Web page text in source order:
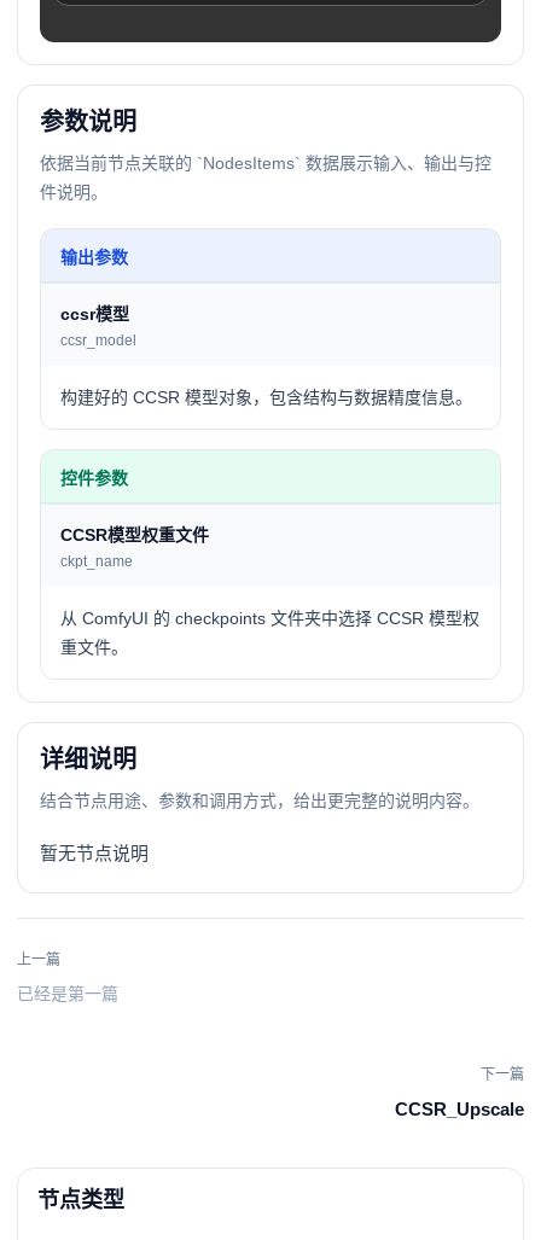
参数说明
依据当前节点关联的 `NodesItems` 数据展示输入、输出与控
件说明。
输出参数
ccsr模型
ccsr_model
构建好的 CCSR 模型对象，包含结构与数据精度信息。
控件参数
CCSR模型权重文件
ckpt_name
从 ComfyUI 的 checkpoints 文件夹中选择 CCSR 模型权
重文件。
详细说明
结合节点用途、参数和调用方式，给出更完整的说明内容。
暂无节点说明
上一篇
已经是第一篇
下一篇
CCSR_Upscale
节点类型